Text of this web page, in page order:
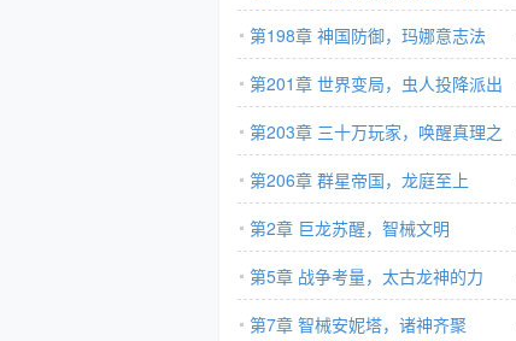
第198章 神国防御，玛娜意志法
则。
第201章 世界变局，虫人投降派出
现。
第203章 三十万玩家，唤醒真理之
神第206章 群星帝国，龙庭至上
第2章 巨龙苏醒，智械文明
第5章 战争考量，太古龙神的力
量。
第7章 智械安妮塔，诸神齐聚